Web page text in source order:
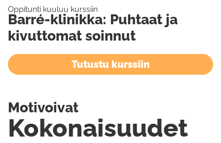
Oppitunti kuuluu kurssiin
Barré-klinikka: Puhtaat ja
kivuttomat soinnut
Tutustu kurssiin
Kokonaisuudet
Motivoivat